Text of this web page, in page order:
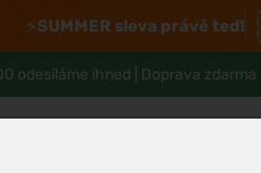
⚡SUMMER sleva právě teď!
odesíláme ihned | Doprava zdarma